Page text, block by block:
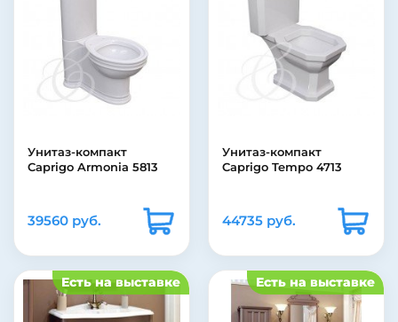
Унитаз-компакт
Caprigo Armonia 5813
39560 руб.
Унитаз-компакт
Caprigo Tempo 4713
44735 руб.
Есть на выставке Есть на выставке